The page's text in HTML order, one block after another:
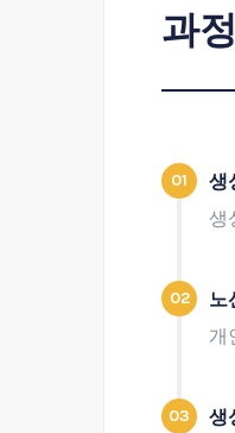
과
01
생
생
02
노
개
03
생